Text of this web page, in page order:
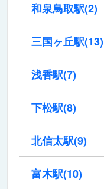
和泉鳥取駅(2)
三国ヶ丘駅(13)
浅香駅(7)
下松駅(8)
北信太駅(9)
富木駅(10)